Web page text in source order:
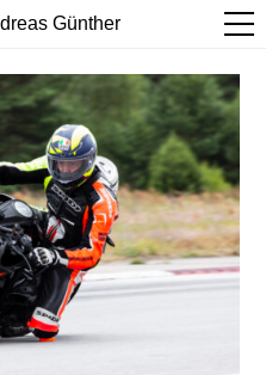
Günther